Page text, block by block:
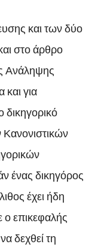
και των δύο
στο άρθρο
Ανάληψης
για
δικηγορικό
ένας δικηγόρος
έχει ήδη
ο επικεφαλής
δεχθεί τη